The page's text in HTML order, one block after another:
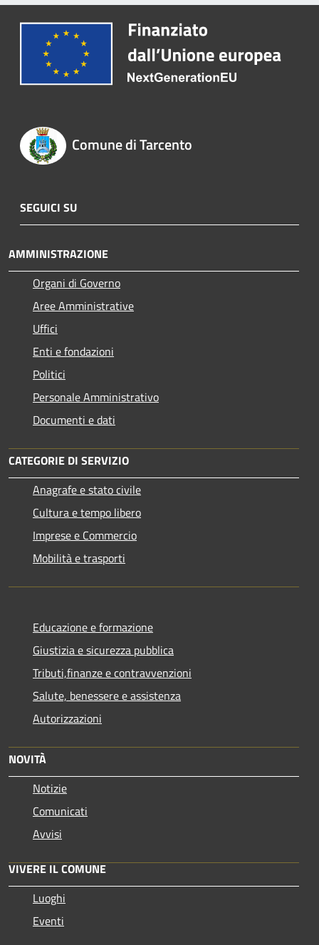
Comune di Tarcento
SEGUICI SU
AMMINISTRAZIONE
Organi di Governo
Aree Amministrative
Uffici
Enti e fondazioni
Politici
Personale Amministrativo
Documenti e dati
CATEGORIE DI SERVIZIO
Anagrafe e stato civile
Cultura e tempo libero
Imprese e Commercio
Mobilità e trasporti
Educazione e formazione
Giustizia e sicurezza pubblica
Tributi,finanze e contravvenzioni
Salute, benessere e assistenza
Autorizzazioni
NOVITÀ
Notizie
Comunicati
Avvisi
VIVERE IL COMUNE
Luoghi
Eventi